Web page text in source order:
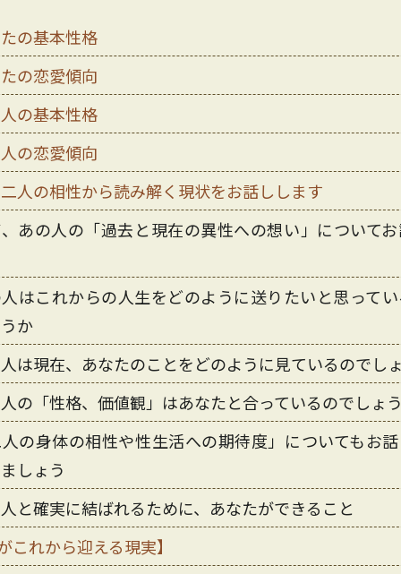
の基本性格
の恋愛傾向
の基本性格
の恋愛傾向
人の相性から読み解く現状をお話しします
あの人の「過去と現在の異性への想い」について
はこれからの人生をどのように送りたいと思って
か
は現在、あなたのことをどのように見ているのでし
の「性格、価値観」はあなたと合っているのでしょ
の身体の相性や性生活への期待度」についてもお
しょう
と確実に結ばれるために、あなたができること
これから迎える現実】